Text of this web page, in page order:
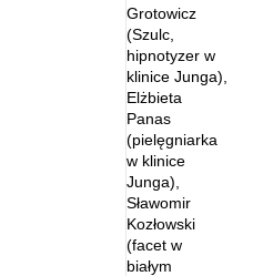
Grotowicz
(Szulc,
hipnotyzer w
klinice Junga),
Elżbieta
Panas
(pielęgniarka
w klinice
Junga),
Sławomir
Kozłowski
(facet w
białym